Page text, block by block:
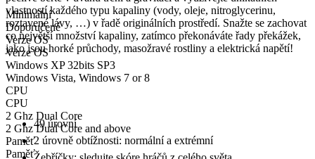
vlastností každého typu kapaliny (vody, oleje, nitroglycerinu,
roztavené lávy, …) v řadě originálních prostředí. Snažte se zachovat
co největší množství kapaliny, zatímco překonáváte řady překážek,
jako jsou horké průchody, masožravé rostliny a elektrická napětí!
Klíčové vlastnosti
49 úrovní
2 úrovně obtížnosti: normální a extrémní
Minimální
Doporučené
Verze OS
Verze OS
Windows XP 32bits SP3
Windows Vista, Windows 7 or 8
CPU
CPU
2 Ghz Dual Core
2 Ghz Dual Core and above
Paměť
Paměť